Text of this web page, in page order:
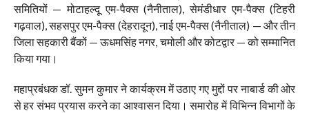
समितियों — मोटाहल्दू एम-पैक्स (नैनीताल), सेमंडीधार एम-पैक्स (टिहरी
गढ़वाल), सहसपुर एम-पैक्स (देहरादून), नाई एम-पैक्स (नैनीताल) — और तीन
जिला सहकारी बैंकों — ऊधमसिंह नगर, चमोली और कोटद्वार — को सम्मानित
किया गया।
महाप्रबंधक डॉ. सुमन कुमार ने कार्यक्रम में उठाए गए मुद्दों पर नाबार्ड की ओर
से हर संभव प्रयास करने का आश्वासन दिया। समारोह में विभिन्न विभागों के